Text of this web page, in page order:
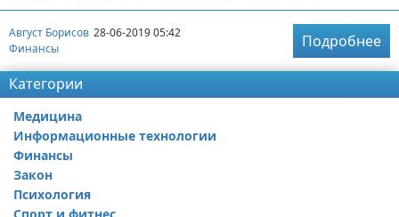
Август Борисов 28-06-2019 05:42
Финансы
Подробнее
Категории
Медицина
Информационные технологии
Финансы
Закон
Психология